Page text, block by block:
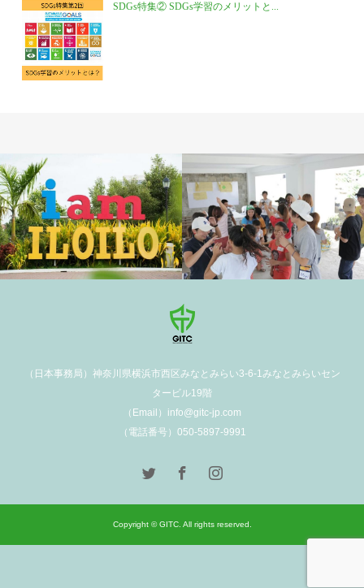
SDGs特集② SDGs学習のメリットと...
（日本事務局）神奈川県横浜市西区みなとみらい3-6-1みなとみらいセン
タービル19階
（Email）info@gitc-jp.com
（電話番号）050-5897-9991
Copyright © GITC. All rights reserved.